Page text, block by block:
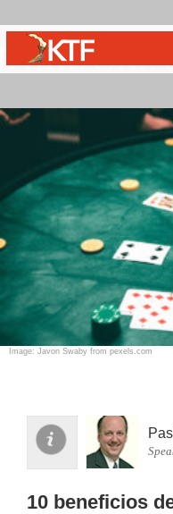
Image: Javon Swaby from pexels.com
10 beneficios